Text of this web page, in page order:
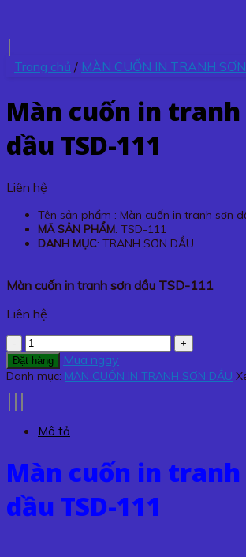
Trang chủ / MÀN CUỐN IN TRANH
Màn cuốn in
dầu TSD-111
Liên hệ
Tên sản phẩm : Màn cuốn in tranh sơn
MÃ SẢN PHẨM: TSD-111
DANH MỤC: TRANH SƠN DẦU
Màn cuốn in tranh sơn dầu TSD-111
Liên hệ
Màn
cuốn
in
TSD-
số
lượng
Đặt hàng Mua ngay
Danh mục: MÀN CUỐN IN TRANH SƠN DẦU
Mô tả
Màn cuốn in tranh
dầu TSD-111